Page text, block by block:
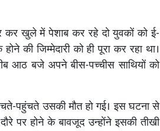
कर खुले में पेशाब कर रहे दो युवकों को ई-
की जिम्मेदारी को ही पूरा कर रहा था।
आठ बजे अपने बीस-पच्चीस साथियों को
पहुंचते उसकी मौत हो गई। इस घटना से
पर होने के बावजूद उन्होंने इसकी तीखी